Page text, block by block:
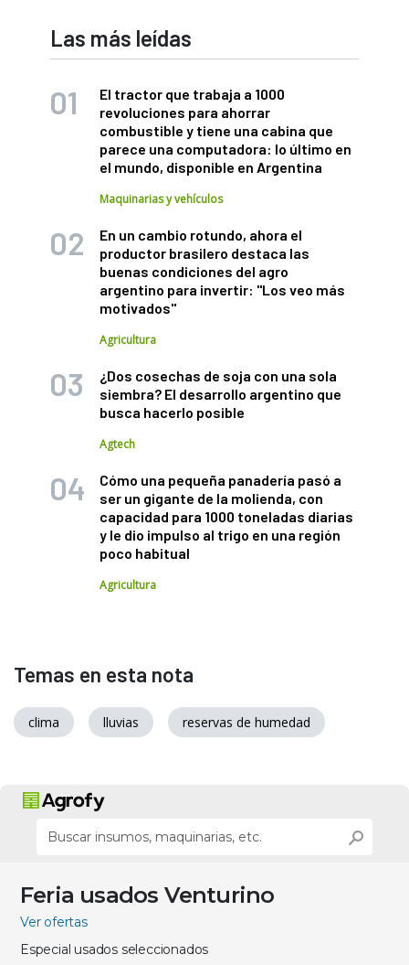
Las más leídas
El tractor que trabaja a 1000
revoluciones para ahorrar
combustible y tiene una cabina que
parece una computadora: lo último en
el mundo, disponible en Argentina
Maquinarias y vehículos
En un cambio rotundo, ahora el
productor brasilero destaca las
buenas condiciones del agro
argentino para invertir: "Los veo más
motivados"
Agricultura
¿Dos cosechas de soja con una sola
siembra? El desarrollo argentino que
busca hacerlo posible
Agtech
Cómo una pequeña panadería pasó a
ser un gigante de la molienda, con
capacidad para 1000 toneladas diarias
y le dio impulso al trigo en una región
poco habitual
Agricultura
Temas en esta nota
clima lluvias reservas de humedad
Feria usados Venturino
Ver ofertas
Especial usados seleccionados